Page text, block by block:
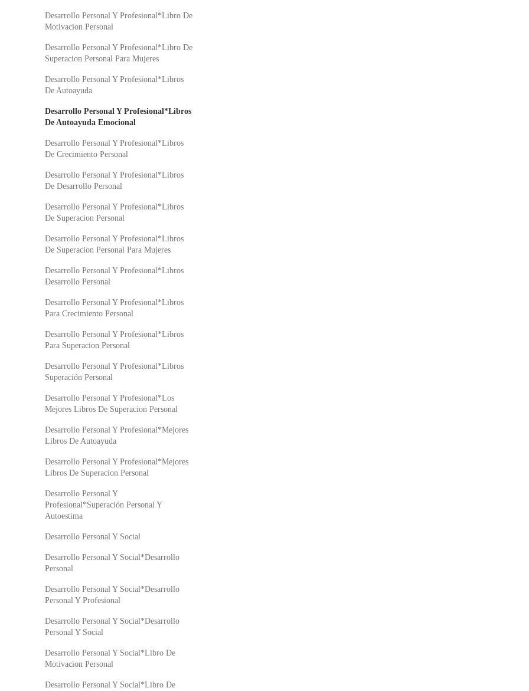
Desarrollo Personal Y Profesional*Libro De
Motivacion Personal
Desarrollo Personal Y Profesional*Libro De
Superacion Personal Para Mujeres
Desarrollo Personal Y Profesional*Libros
De Autoayuda
Desarrollo Personal Y Profesional*Libros
De Autoayuda Emocional
Desarrollo Personal Y Profesional*Libros
De Crecimiento Personal
Desarrollo Personal Y Profesional*Libros
De Desarrollo Personal
Desarrollo Personal Y Profesional*Libros
De Superacion Personal
Desarrollo Personal Y Profesional*Libros
De Superacion Personal Para Mujeres
Desarrollo Personal Y Profesional*Libros
Desarrollo Personal
Desarrollo Personal Y Profesional*Libros
Para Crecimiento Personal
Desarrollo Personal Y Profesional*Libros
Para Superacion Personal
Desarrollo Personal Y Profesional*Libros
Superación Personal
Desarrollo Personal Y Profesional*Los
Mejores Libros De Superacion Personal
Desarrollo Personal Y Profesional*Mejores
Libros De Autoayuda
Desarrollo Personal Y Profesional*Mejores
Libros De Superacion Personal
Desarrollo Personal Y
Profesional*Superación Personal Y
Autoestima
Desarrollo Personal Y Social
Desarrollo Personal Y Social*Desarrollo
Personal
Desarrollo Personal Y Social*Desarrollo
Personal Y Profesional
Desarrollo Personal Y Social*Desarrollo
Personal Y Social
Desarrollo Personal Y Social*Libro De
Motivacion Personal
Desarrollo Personal Y Social*Libro De